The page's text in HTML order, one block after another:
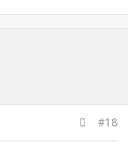
#18